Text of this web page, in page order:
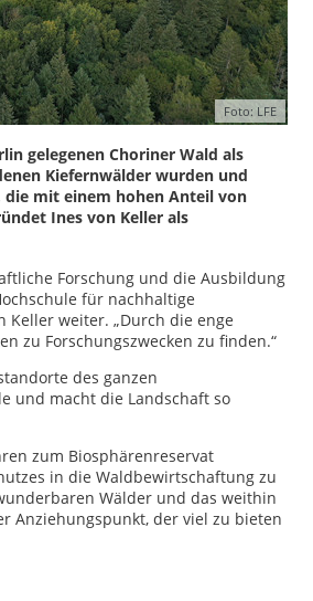
Foto: LFE
gelegenen Choriner Wald als
Kiefernwälder wurden und
mit einem hohen Anteil von
Ines von Keller als
Forschung und die Ausbildung
für nachhaltige
Keller weiter. „Durch die enge
zu Forschungszwecken zu finden.“
des ganzen
und macht die Landschaft so
zum Biosphärenreservat
in die Waldbewirtschaftung zu
Wälder und das weithin
Anziehungspunkt, der viel zu bieten